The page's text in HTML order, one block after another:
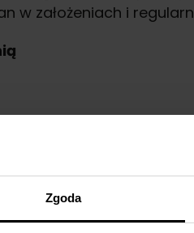
Zgoda
w założeniach i